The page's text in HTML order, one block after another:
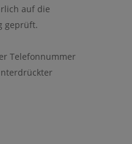
auf die
geprüft.
Telefonnummer